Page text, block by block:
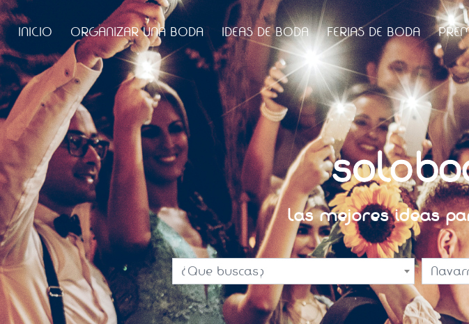
INICIO ORGANIZAR UNA BODA IDEAS DE BODA FERIAS DE BODA
Las mejores ideas
¿Que buscas?